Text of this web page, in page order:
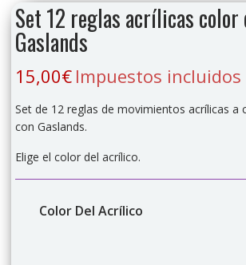
Set 12 reglas acrílicas
Gaslands
15,00€ Impuestos incluidos
Set de 12 reglas de movimientos acrílicas a
con Gaslands.
Elige el color del acrílico.
Color Del Acrílico